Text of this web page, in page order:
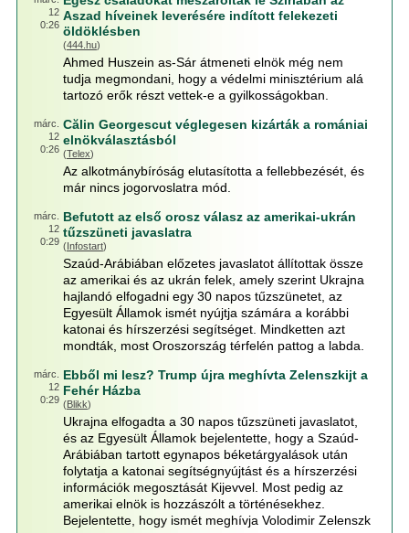
12
0:26
Aszad híveinek leverésére indított felekezeti
öldöklésben
(444.hu)
Ahmed Huszein as-Sár átmeneti elnök még nem
tudja megmondani, hogy a védelmi minisztérium alá
tartozó erők részt vettek-e a gyilkosságokban.
márc.
12
0:26
Călin Georgescut véglegesen kizárták a romániai
elnökválasztásból
(Telex)
Az alkotmánybíróság elutasította a fellebbezését, és
már nincs jogorvoslatra mód.
márc.
12
0:29
Befutott az első orosz válasz az amerikai-ukrán
tűzszüneti javaslatra
(Infostart)
Szaúd-Arábiában előzetes javaslatot állítottak össze
az amerikai és az ukrán felek, amely szerint Ukrajna
hajlandó elfogadni egy 30 napos tűzszünetet, az
Egyesült Államok ismét nyújtja számára a korábbi
katonai és hírszerzési segítséget. Mindketten azt
mondták, most Oroszország térfelén pattog a labda.
márc.
12
0:29
Ebből mi lesz? Trump újra meghívta Zelenszkijt a
Fehér Házba
(Blikk)
Ukrajna elfogadta a 30 napos tűzszüneti javaslatot,
és az Egyesült Államok bejelentette, hogy a Szaúd-
Arábiában tartott egynapos béketárgyalások után
folytatja a katonai segítségnyújtást és a hírszerzési
információk megosztását Kijevvel. Most pedig az
amerikai elnök is hozzászólt a történésekhez.
Bejelentette, hogy ismét meghívja Volodimir Zelenszk